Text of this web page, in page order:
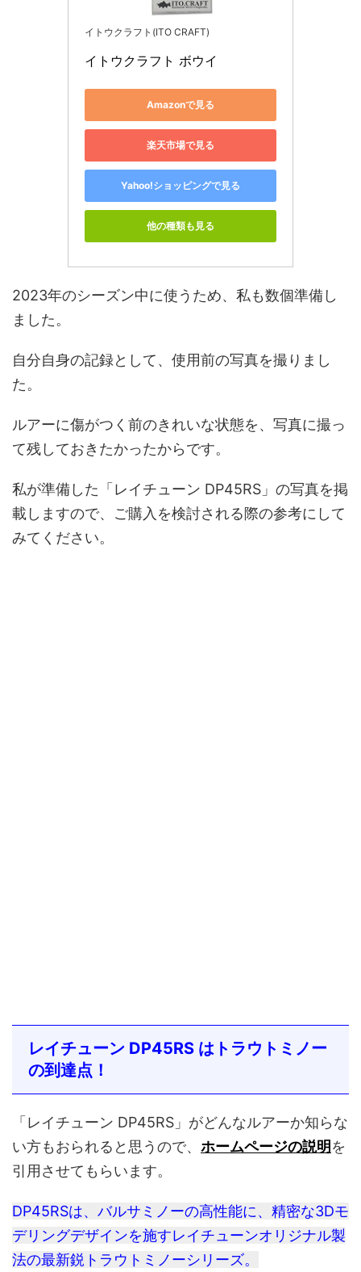
イトウクラフト(ITO CRAFT)
イトウクラフト ボウイ
Amazonで見る
楽天市場で見る
Yahoo!ショッピングで見る
他の種類も見る
2023年のシーズン中に使うため、私も数個準備し
ました。
自分自身の記録として、使用前の写真を撮りまし
た。
ルアーに傷がつく前のきれいな状態を、写真に撮っ
て残しておきたかったからです。
私が準備した「レイチューン DP45RS」の写真を掲
載しますので、ご購入を検討される際の参考にして
みてください。
レイチューン DP45RS はトラウトミノー
の到達点！
「レイチューン DP45RS」がどんなルアーか知らな
い方もおられると思うので、 ホームページの説明を
引用させてもらいます。
DP45RSは、バルサミノーの高性能に、精密な3Dモ
デリングデザインを施すレイチューンオリジナル製
法の最新鋭トラウトミノーシリーズ。